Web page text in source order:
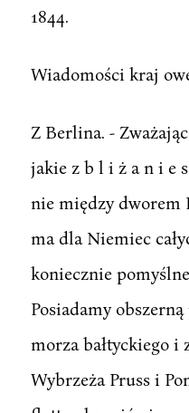
1844.
Wiadomości kraj
Z Berlina. -
jakie z b l i ż a n i e
nie między dworem
ma dla Niemiec
koniecznie
Posiadamy
morza bałtyckiego i
Wybrzeża Pruss i